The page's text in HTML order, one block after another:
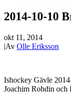
2014-10-10
okt 11, 2014
|Av Olle Eriksson
Ishockey Gävle
Joachim Rohdin och